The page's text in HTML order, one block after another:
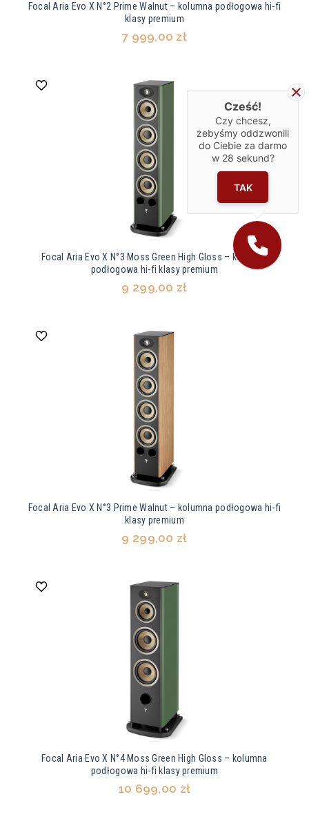
Focal Aria Evo X N°2 Prime Walnut – kolumna podłogowa hi-fi
klasy premium
7 999,00 zł
Focal Aria Evo X N°3 Moss Green High Gloss – kolumna
podłogowa hi-fi klasy premium
9 299,00 zł
Focal Aria Evo X N°3 Prime Walnut – kolumna podłogowa hi-fi
klasy premium
9 299,00 zł
Focal Aria Evo X N°4 Moss Green High Gloss – kolumna
podłogowa hi-fi klasy premium
10 699,00 zł
Cześć!
Czy chcesz,
żebyśmy oddzwonili
do Ciebie za darmo
w 28 sekund?
TAK